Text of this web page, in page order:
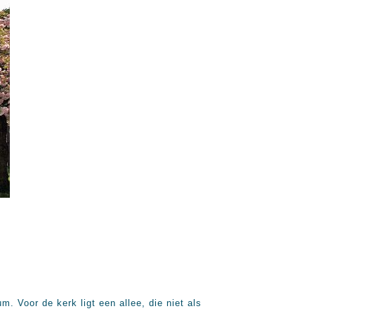
Voor de kerk ligt een allee, die niet als